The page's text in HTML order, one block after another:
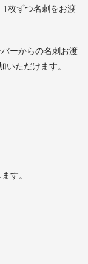
枚ずつ名刺をお渡
ーからの名刺お渡
ただけます。
す。